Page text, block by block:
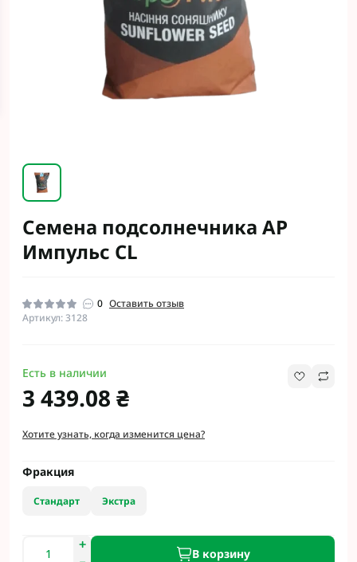
Семена подсолнечника АР
Импульс CL
0 Оставить отзыв
Артикул: 3128
Есть в наличии
3 439.08 ₴
Хотите узнать, когда изменится цена?
Фракция
Стандарт Экстра
В корзину